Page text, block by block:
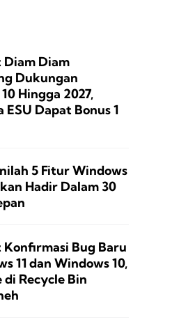
Diam
Dukungan
Hingga 2027,
ESU Dapat Bonus 1
5 Fitur Windows
Hadir Dalam 30
Bug Baru
11 dan Windows 10,
di Recycle Bin